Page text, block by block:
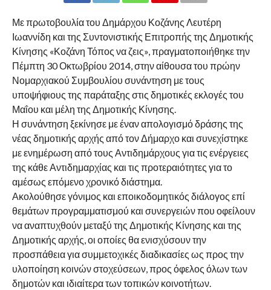
Με πρωτοβουλία του Δημάρχου Κοζάνης Λευτέρη
Ιωαννίδη και της Συντονιστικής Επιτροπής της Δημοτικής
Κίνησης «Κοζάνη Τόπος να ζεις», πραγματοποιήθηκε την
Πέμπτη 30 Οκτωβρίου 2014, στην αίθουσα του πρώην
Νομαρχιακού Συμβουλίου συνάντηση με τους
υποψήφιους της παράταξης στις δημοτικές εκλογές του
Μαΐου και μέλη της Δημοτικής Κίνησης.
Η συνάντηση ξεκίνησε με έναν απολογισμό δράσης της
νέας δημοτικής αρχής από τον Δήμαρχο και συνεχίστηκε
με ενημέρωση από τους Αντιδημάρχους για τις ενέργειες
της κάθε Αντιδημαρχίας και τις προτεραιότητες για το
αμέσως επόμενο χρονικό διάστημα.
Ακολούθησε γόνιμος και εποικοδομητικός διάλογος επί
θεμάτων προγραμματισμού και συνεργειών που οφείλουν
να αναπτυχθούν μεταξύ της Δημοτικής Κίνησης και της
Δημοτικής αρχής, οι οποίες θα ενισχύσουν την
προσπάθεια για συμμετοχικές διαδικασίες ως προς την
υλοποίηση κοινών στοχεύσεων, προς όφελος όλων των
δημοτών και ιδιαίτερα των τοπικών κοινοτήτων.